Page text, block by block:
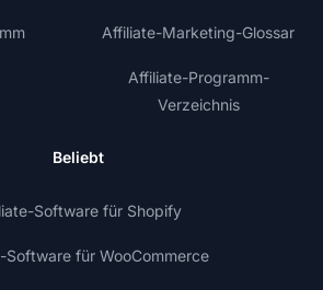
Affiliate-Marketing-Glossar
Affiliate-Programm-
Verzeichnis
Beliebt
Software für Shopify
Software für WooCommerce